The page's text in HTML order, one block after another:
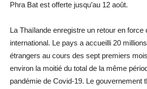
Phra Bat est offerte jusqu’au 12 août.
La Thaïlande enregistre un retour en force
international. Le pays a accueilli 20
étrangers au cours des sept premiers
environ la moitié du total de la même
pandémie de Covid-19. Le gouvernement